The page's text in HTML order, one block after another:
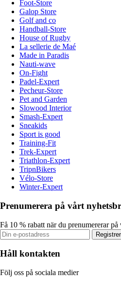
Foot-Store
Galop Store
Golf and co
Handball-Store
House of Rugby
La sellerie de Maé
Made in Paradis
Nauti-wave
On-Fight
Padel-Expert
Pecheur-Store
Pet and Garden
Slowood Interior
Smash-Expert
Sneakids
Sport is good
Training-Fit
Trek-Expert
Triathlon-Expert
TripnBikers
Vélo-Store
Winter-Expert
Prenumerera på vårt
Få 10 % rabatt när du prenumererar
Håll kontakten
Följ oss på sociala medier